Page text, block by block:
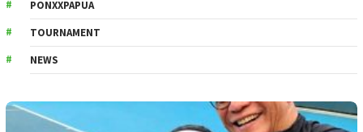
PONXXPAPUA
TOURNAMENT
NEWS